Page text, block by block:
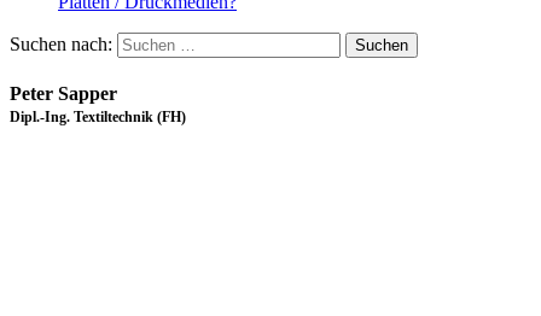
Suchen nach:
Peter Sapper
Dipl.-Ing. Textiltechnik (FH)